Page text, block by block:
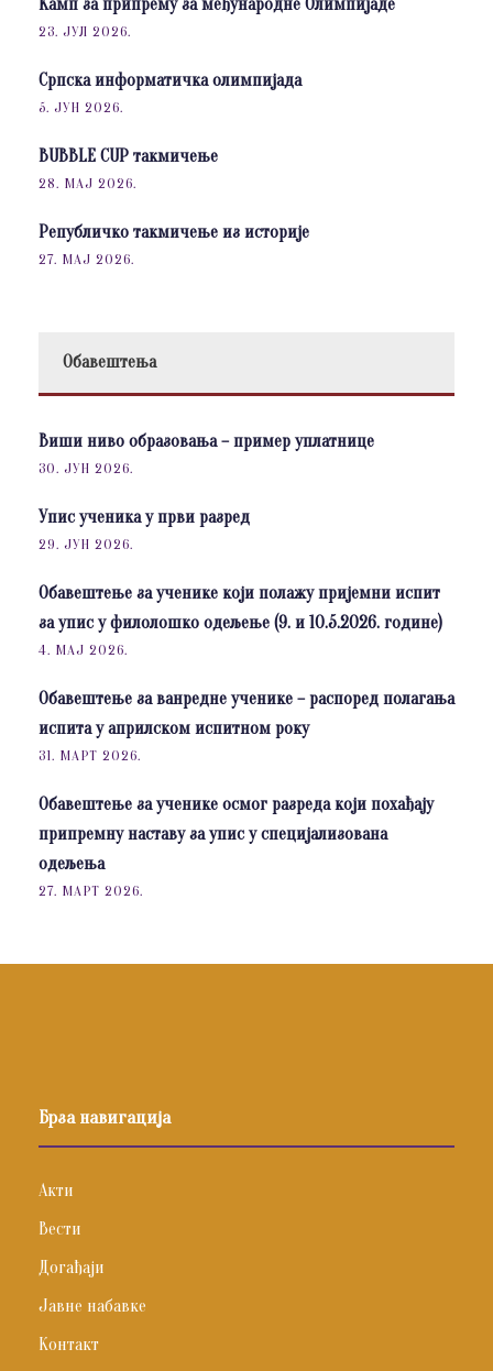
Камп за припрему за међународне Олимпијаде
23. ЈУЛ 2026.
Српска информатичка олимпијада
5. ЈУН 2026.
BUBBLE CUP такмичење
28. МАЈ 2026.
Републичко такмичење из историје
27. МАЈ 2026.
Обавештења
Виши ниво образовања – пример уплатнице
30. ЈУН 2026.
Упис ученика у први разред
29. ЈУН 2026.
Обавештење за ученике који полажу пријемни испит
за упис у филолошко одељење (9. и 10.5.2026. године)
4. МАЈ 2026.
Обавештење за ванредне ученике – распоред полагања
испита у априлском испитном року
31. МАРТ 2026.
Обавештење за ученике осмог разреда који похађају
припремну наставу за упис у специјализована
одељења
27. МАРТ 2026.
Брза навигација
Акти
Вести
Догађаји
Јавне набавке
Контакт